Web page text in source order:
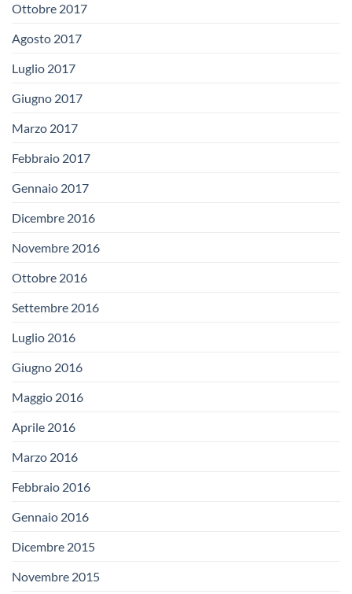
Ottobre 2017
Agosto 2017
Luglio 2017
Giugno 2017
Marzo 2017
Febbraio 2017
Gennaio 2017
Dicembre 2016
Novembre 2016
Ottobre 2016
Settembre 2016
Luglio 2016
Giugno 2016
Maggio 2016
Aprile 2016
Marzo 2016
Febbraio 2016
Gennaio 2016
Dicembre 2015
Novembre 2015